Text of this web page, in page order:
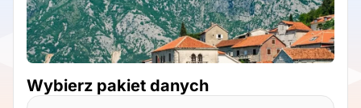
Wybierz pakiet danych